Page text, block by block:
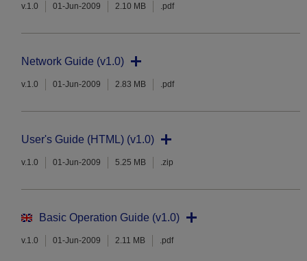
v.1.0 01-Jun-2009 2.10 MB .pdf
Network Guide (v1.0)
v.1.0 01-Jun-2009 2.83 MB .pdf
User's Guide (HTML) (v1.0)
v.1.0 01-Jun-2009 5.25 MB .zip
Basic Operation Guide (v1.0)
v.1.0 01-Jun-2009 2.11 MB .pdf